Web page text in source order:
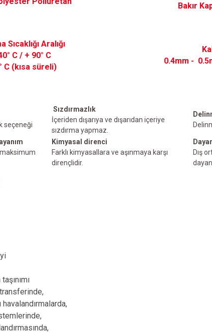
Bakır
Sıcaklığı Aralığı
C / + 90° C
C (kısa süreli)
0.4mm -
seçeneği
Sızdırmazlık
İçeriden dışarıya ve dışarıdan içeriye
sızdırma yapmaz.
maksimum
Kimyasal direnci
Farklı kimyasallara ve aşınmaya karşı
dirençlidir.
Dış
transferinde,
havalandırmalarda,